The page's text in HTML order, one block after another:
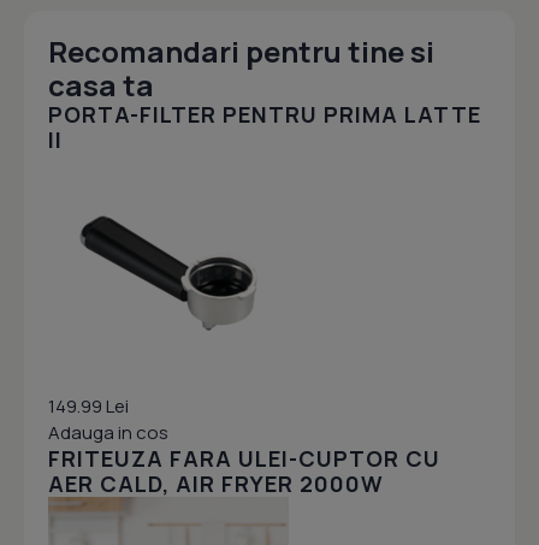
Recomandari pentru tine si
casa ta
PORTA-FILTER PENTRU PRIMA LATTE
II
149.99 Lei
Adauga in cos
FRITEUZA FARA ULEI-CUPTOR CU
AER CALD, AIR FRYER 2000W